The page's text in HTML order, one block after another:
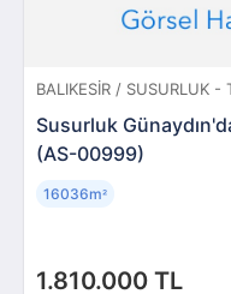
BALIKESIR / SUSURLUK -
Susurluk
(AS-00999)
1.810.000 TL
16036m²